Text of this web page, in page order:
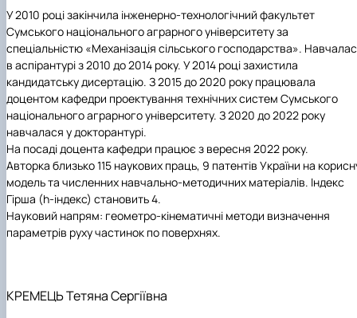
У 2010 році закінчила інженерно-технологічний факультет
Сумського національного аграрного університету за
спеціальністю «Механізація сільського господарства».
в аспірантурі з 2010 до 2014 року. У 2014 році захистила
кандидатську дисертацію. З 2015 до 2020 року працювала
доцентом кафедри проектування технічних систем Сумського
національного аграрного університету. З 2020 до 2022 року
навчалася у докторантурі.
На посаді доцента кафедри працює з вересня 2022 року.
Авторка близько 115 наукових праць, 9 патентів України на
модель та численних навчально-методичних матеріалів. Індекс
Гірша (h-індекс) становить 4.
Науковий напрям: геометро-кінематичні методи визначення
параметрів руху частинок по поверхнях.
КРЕМЕЦЬТетяна Сергіївна